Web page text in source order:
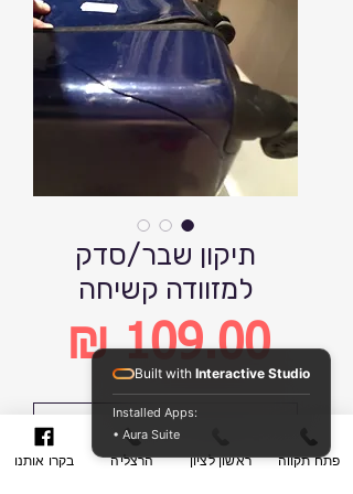
תיקון שבר/סדק
למזוודה קשיחה
109.00 ₪
Priceהוסף לסל קניות
בקרו אותנו הרצליה ראשון לציון פתח תקווה
Built with Interactive Studio
Installed Apps:
• Aura Suite